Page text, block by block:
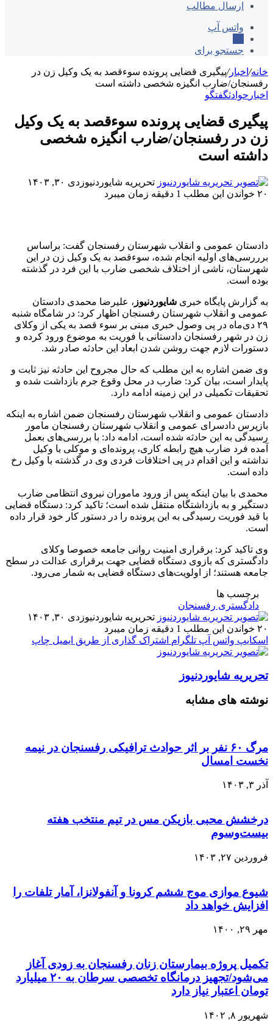
ارسال مطالب
واتس آپ
جستجو برای
خانه/ اخبار/پیگیری قضایی پرونده سوءقصد به یک وکیل زن در
رفسنجان/ضارب انگیزه شخصی داشته است
اخبار حوادثگفتگو
پیگیری قضایی پرونده سوءقصد به یک وکیل
زن در رفسنجان/ضارب انگیزه شخصی
داشته است
تحریریه شایوردنیوز دی ۳۰, ۱۴۰۳
۲۰ خواندن این مطلب 1 دقیقه زمان میبرد
دادستان عمومی و انقلاب شهرستان رفسنجان گفت: براساس
برررسی‌های اولیه انجام شده، سوءقصد به یک وکیل زن در این
شهرستان، ناشی از اختلاف شخصی ضارب با این فرد در گذشته
بوده است.
به گزارش پایگاه خبری شایوردنیوز ، علیرضا محمدی دادستان
عمومی و انقلاب شهرستان رفسنجان اظهار کرد: در شامگاه شنبه
۲۹ دی‌ماه در پی وصول خبری مبنی بر سوء قصد به یکی از وکلای
زن در شهر رفسنجان دادستانی با فوریت به موضوع ورود کرده و
دستورات لازم جهت روشن شدن ابعاد این حادثه صادر شد.
وی ضمن اشاره به این مطلب که حال مجروح این حادثه نیز ثابت و
پایدار است، بیان کرد: ضارب در محل وقوع جرم بازداشت شده و
تحقیقات تکمیلی در این زمینه ادامه دارد.
دادستان عمومی و انقلاب شهرستان رفسنجان ضمن اشاره به اینکه
بازپرس دادسرای عمومی و انقلاب شهرستان رفسنجان مامور
رسیدگی به این حادثه شده است، ادامه داد: با بررسی‌های بعمل
آمده فرد ضارب هیچ رابطه کاری، پرونده‌ای و موکلی با وکیل
نداشته و این اقدام در پی اختلافات فردی وی در گذشته با وکیل رخ
داده است.
محمدی با بیان اینکه پس از ورود ماموران نیروی انتظامی ضارب
دستگیر و به بازداشتگاه منتقل شده است؛ تاکید کرد: دستگاه قضایی
با قید فوریت رسیدگی به این پرونده را در دستور کار خود قرار داده
است.
وی تاکید کرد: برقراری امنیت روانی جامعه خصوصا وکلای
دادگستری که بازوی دستگاه قضایی جهت برقراری عدالت در سطح
جامعه هستند؛ از اولویت‌های دستگاه قضایی به شمار می‌رود.
برچسب ها
دادگستری رفسنجان
تحریریه شایوردنیوز دی ۳۰, ۱۴۰۳
۲۰ خواندن این مطلب 1 دقیقه زمان میبرد
اسکایپ واتس آپ تلگرام اشتراک گذاری از طریق ایمیل چاپ
تحریریه شایوردنیوز
نوشته های مشابه
مرگ ۶۰ نفر بر اثر حوادث ترافیکی رفسنجان در نیمه
نخست امسال
آذر ۳, ۱۴۰۳
درخشش محبی بازیکن مس در تیم منتخب هفته
بیست‌و‌سوم
فروردین ۲۷, ۱۴۰۳
شیوع موازی موج ششم کرونا و آنفولانزا، آمار تلفات را
افزایش خواهد داد
مهر ۲۹, ۱۴۰۰
تکمیل پروژه بیمارستان زنان رفسنجان به زودی آغاز
می‌شود/تجهیز درمانگاه تخصصی سرطان به ۲۰ میلیارد
تومان اعتبار نیاز دارد
شهریور ۸, ۱۴۰۲